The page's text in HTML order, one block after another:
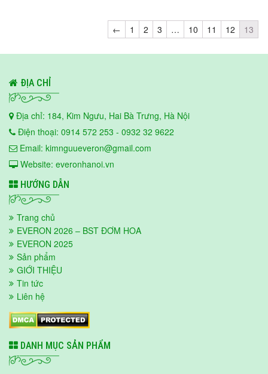
← 1 2 3 … 10 11 12 13
ĐỊA CHỈ
Địa chỉ: 184, Kim Ngưu, Hai Bà Trưng, Hà Nội
Điện thoại: 0914 572 253 - 0932 32 9622
Email: kimnguueveron@gmail.com
Website: everonhanoi.vn
HƯỚNG DẪN
Trang chủ
EVERON 2026 – BST ĐƠM HOA
EVERON 2025
Sản phẩm
GIỚI THIỆU
Tin tức
Liên hệ
DANH MỤC SẢN PHẨM